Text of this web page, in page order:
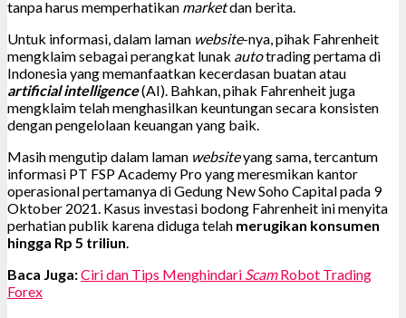
tanpa harus memperhatikan marketdan berita.
Untuk informasi, dalam laman website-nya, pihak Fahrenheit
mengklaim sebagai perangkat lunak autotrading pertama di
Indonesia yang memanfaatkan kecerdasan buatan atau
artificial intelligence(AI). Bahkan, pihak Fahrenheit juga
mengklaim telah menghasilkan keuntungan secara konsisten
dengan pengelolaan keuangan yang baik.
Masih mengutip dalam laman websiteyang sama, tercantum
informasi PT FSP Academy Pro yang meresmikan kantor
operasional pertamanya di Gedung New Soho Capital pada 9
Oktober 2021. Kasus investasi bodong Fahrenheit ini menyita
perhatian publik karena diduga telah merugikan konsumen
hingga Rp 5 triliun
Baca Juga:Ciri dan Tips Menghindari ScamRobot Trading
Forex